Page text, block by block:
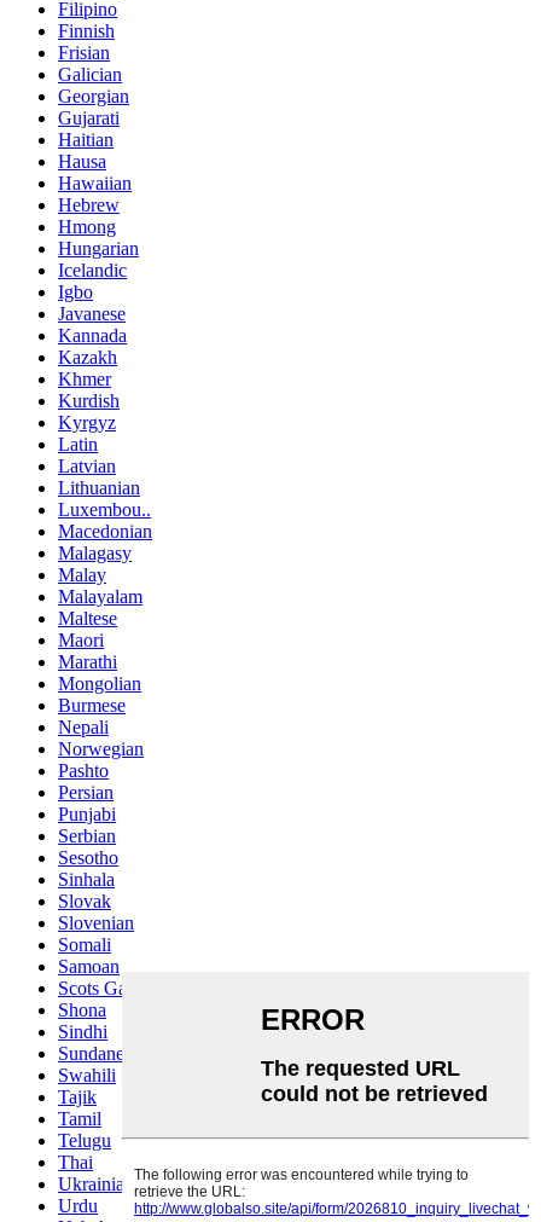
Filipino
Finnish
Frisian
Galician
Georgian
Gujarati
Haitian
Hausa
Hawaiian
Hebrew
Hmong
Hungarian
Icelandic
Igbo
Javanese
Kannada
Kazakh
Khmer
Kurdish
Kyrgyz
Latin
Latvian
Lithuanian
Luxembou..
Macedonian
Malagasy
Malay
Malayalam
Maltese
Maori
Marathi
Mongolian
Burmese
Nepali
Norwegian
Pashto
Persian
Punjabi
Serbian
Sesotho
Sinhala
Slovak
Slovenian
Somali
Samoan
Scots Gaelic
Shona
Sindhi
Sundanese
Swahili
Tajik
Tamil
Telugu
Thai
Ukrainian
Urdu